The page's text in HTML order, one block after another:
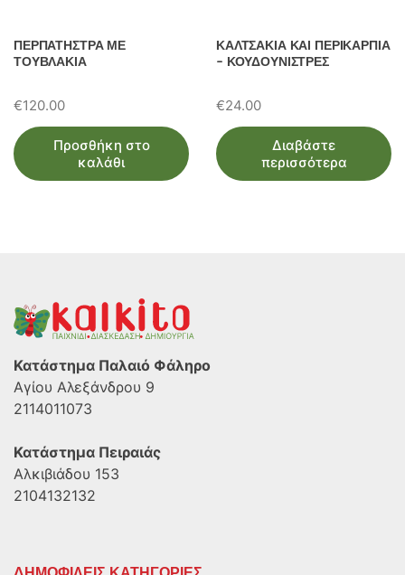
ΠΕΡΠΑΤΗΣΤΡΑ ΜΕ
ΤΟΥΒΛΑΚΙΑ
€120.00
Προσθήκη στο
καλάθι
ΚΑΛΤΣΑΚΙΑ ΚΑΙ ΠΕΡΙΚΑΡΠΙΑ
– ΚΟΥΔΟΥΝΙΣΤΡΕΣ
€24.00
Διαβάστε
περισσότερα
Κατάστημα Παλαιό Φάληρο
Αγίου Αλεξάνδρου 9
2114011073
Κατάστημα Πειραιάς
Αλκιβιάδου 153
2104132132